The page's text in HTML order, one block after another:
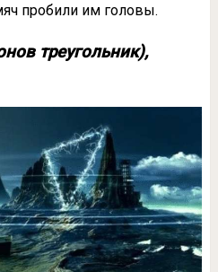
пробили им головы.
треугольник),